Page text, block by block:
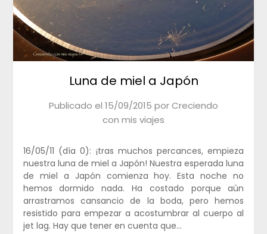
Luna de miel a Japón
Publicado el 15/09/2015 porCreciendo
con mis viajes
16/05/11 (día 0): ¡tras muchos percances, empieza
nuestra luna de miel a Japón! Nuestra esperada luna
de miel a Japón comienza hoy. Esta noche no
hemos dormido nada. Ha costado porque aún
arrastramos cansancio de la boda, pero hemos
resistido para empezar a acostumbrar al cuerpo al
jet lag. Hay que tener en cuenta que…